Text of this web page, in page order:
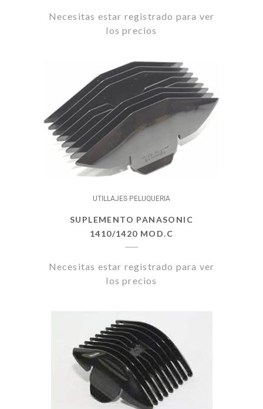
Necesitas estar registrado para ver
los precios
UTILLAJES PELUQUERIA
SUPLEMENTO PANASONIC
1410/1420 MOD.C
Necesitas estar registrado para ver
los precios